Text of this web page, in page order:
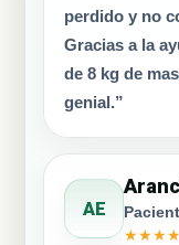
perdido y no
Gracias a la
de 8 kg de
genial.”
AE